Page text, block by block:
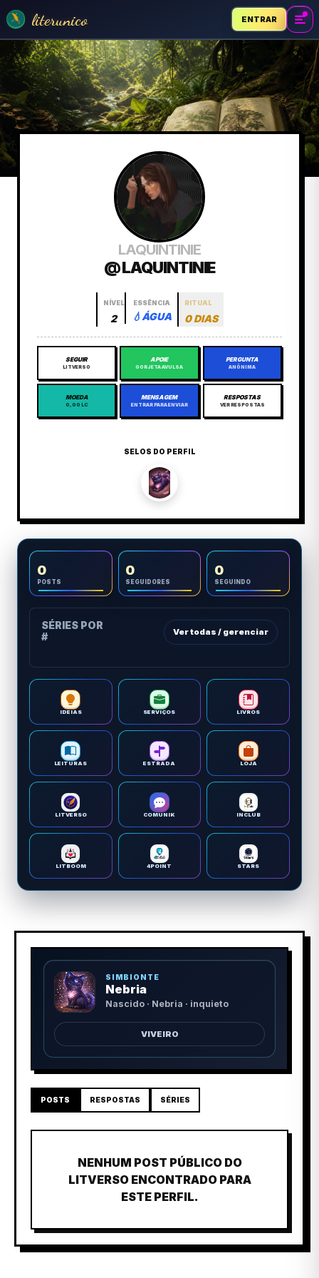
literunico ENTRAR
LAQUINTINIE
@ LAQUINTINIE
NÍVEL
2
ESSÊNCIA
💧 ÁGUA
RITUAL
0 DIAS
SEGUIR
LITVERSO
APOIE
GORJETA AVULSA
PERGUNTA
ANÔNIMA
MOEDA
0,00 LC
MENSAGEM
ENTRAR PARA ENVIAR
RESPOSTAS
VER RESPOSTAS
SELOS DO PERFIL
0
POSTS
0
SEGUIDORES
0
SEGUINDO
SÉRIES POR
#
Ver todas / gerenciar
IDEIAS SERVIÇOS LIVROS
LEITURAS ESTRADA LOJA
LITVERSO COMUNIK INCLUB
LITBOOM 4POINT STARS
SIMBIONTE
Nebria
Nascido · Nebria · inquieto
VIVEIRO
POSTS RESPOSTAS SÉRIES
NENHUM POST PÚBLICO DO
LITVERSO ENCONTRADO PARA
ESTE PERFIL.